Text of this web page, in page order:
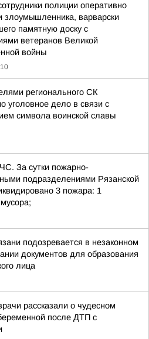
полиции оперативно
злоумышленника, варварски
памятную доску с
ветеранов Великой
войны
регионального СК
уголовное дело в связи с
символа воинской славы
За сутки пожарно-
подразделениями Рязанской
3 пожара: 1
подозревается в незаконном
документов для образования
лица
рассказали о чудесном
после ДТП с